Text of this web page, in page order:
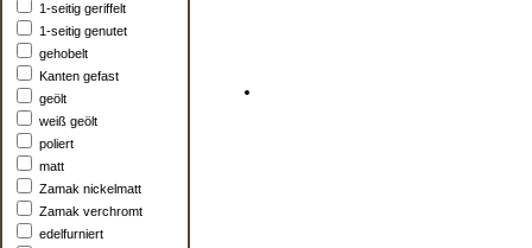
1-seitig geriffelt
1-seitig genutet
gehobelt
Kanten gefast
geölt
weiß geölt
poliert
matt
Zamak nickelmatt
Zamak verchromt
edelfurniert